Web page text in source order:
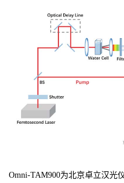
Omni-TAM900为北京卓立汉光